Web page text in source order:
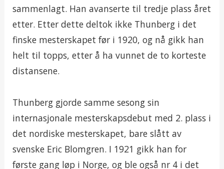
sammenlagt. Han avanserte til tredje plass året
etter. Etter dette deltok ikke Thunberg i det
finske mesterskapet før i 1920, og nå gikk han
helt til topps, etter å ha vunnet de to korteste
distansene.
Thunberg gjorde samme sesong sin
internasjonale mesterskapsdebut med 2. plass i
det nordiske mesterskapet, bare slått av
svenske Eric Blomgren. I 1921 gikk han for
første gang løp i Norge, og ble også nr 4 i det